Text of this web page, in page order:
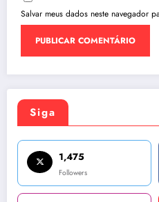
Salvar meus dados neste navegador
Siga
1,475
Followers